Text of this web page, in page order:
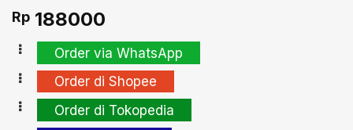
Rp 188000
Order via WhatsApp
Order di Shopee
Order di Tokopedia